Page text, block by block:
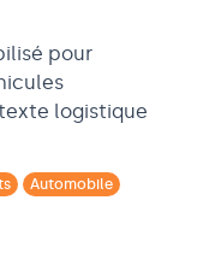
pour
logistique
Automobile